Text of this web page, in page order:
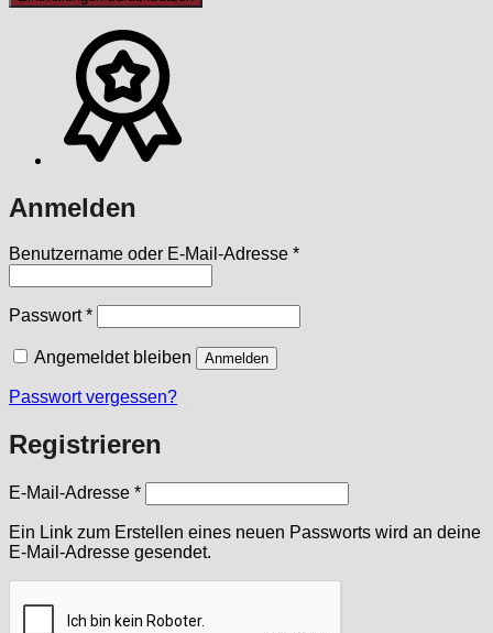
Anmelden
Benutzername oder E-Mail-Adresse *Erforderlich
Passwort*Erforderlich
Angemeldet bleiben Anmelden
Passwort vergessen?
Registrieren
E-Mail-Adresse *Erforderlich
Ein Link zum Erstellen eines neuen Passworts wird an deine
E-Mail-Adresse gesendet.